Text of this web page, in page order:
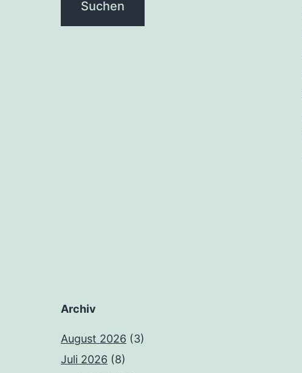
Archiv
August 2026 (3)
Juli 2026 (8)